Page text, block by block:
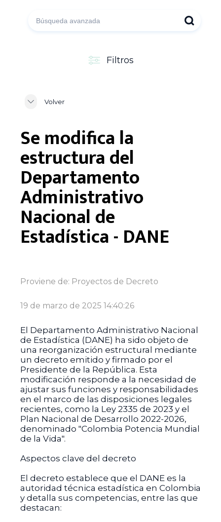
Filtros
Volver
Se modifica la
estructura del
Departamento
Administrativo
Nacional de
Estadística - DANE
Proviene de: Proyectos de Decreto
19 de marzo de 2025 14:40:26
El Departamento Administrativo Nacional
de Estadística (DANE) ha sido objeto de
una reorganización estructural mediante
un decreto emitido y firmado por el
Presidente de la República. Esta
modificación responde a la necesidad de
ajustar sus funciones y responsabilidades
en el marco de las disposiciones legales
recientes, como la Ley 2335 de 2023 y el
Plan Nacional de Desarrollo 2022-2026,
denominado "Colombia Potencia Mundial
de la Vida".
Aspectos clave del decreto
El decreto establece que el DANE es la
autoridad técnica estadística en Colombia
y detalla sus competencias, entre las que
destacan: